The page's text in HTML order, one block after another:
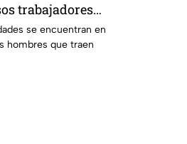
trabajadores
se encuentran en
hombres que traen